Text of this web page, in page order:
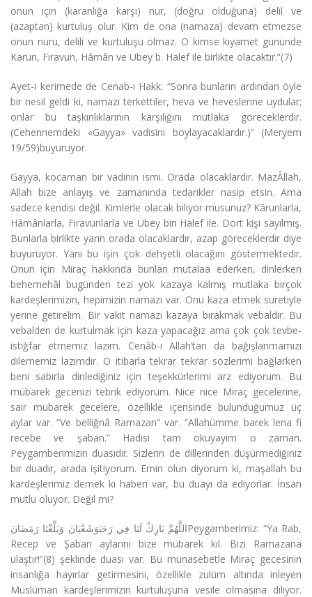
onun için (karanlığa karşı) nur, (doğru olduğuna) delil ve
(azaptan) kurtuluş olur. Kim de ona (namaza) devam etmezse
onun nuru, delili ve kurtuluşu olmaz. O kimse kıyamet gününde
Karun, Firavun, Hâmân ve Übey b. Halef ile birlikte olacaktır.”(7)
Ayet-i kerimede de Cenab-ı Hakk: “Sonra bunların ardından öyle
bir nesil geldi ki, namazı terkettiler, heva ve heveslerine uydular;
onlar bu taşkınlıklarının karşılığını mutlaka göreceklerdir.
(Cehennemdeki «Gayya» vadisini boylayacaklardır.)” (Meryem
19/59)buyuruyor.
Gayya, kocaman bir vadinin ismi. Orada olacaklardır. MazÂllah,
Allah bize anlayış ve zamanında tedarikler nasip etsin. Ama
sadece kendisi değil. Kimlerle olacak biliyor musunuz? Kârunlarla,
Hâmânlarla, Firavunlarla ve Übey bin Halef ile. Dört kişi sayılmış.
Bunlarla birlikte yarın orada olacaklardır, azap göreceklerdir diye
buyuruyor. Yani bu işin çok dehşetli olacağını göstermektedir.
Onun için Miraç hakkında bunları mütalaa ederken, dinlerken
behemehâl bugünden tezi yok kazaya kalmış mutlaka birçok
kardeşlerimizin, hepimizin namazı var. Onu kaza etmek suretiyle
yerine getirelim. Bir vakit namazı kazaya bırakmak vebaldir. Bu
vebalden de kurtulmak için kaza yapacağız ama çok çok tevbe-
istiğfar etmemiz lazım. Cenâb-ı Allah’tan da bağışlanmamızı
dilememiz lazımdır. O itibarla tekrar tekrar sözlerimi bağlarken
beni sabırla dinlediğiniz için teşekkürlerimi arz ediyorum. Bu
mübarek gecenizi tebrik ediyorum. Nice nice Miraç gecelerine,
sair mübarek gecelere, özellikle içerisinde bulunduğumuz üç
aylar var. “Ve belliğnâ Ramazan” var. “Allahümme barek lena fi
recebe ve şaban.” Hadisi tam okuyayım o zaman.
Peygamberimizin duasıdır. Sizlerin de dillerinden düşürmediğiniz
bir duadır, arada işitiyorum. Emin olun diyorum ki, maşallah bu
kardeşlerimiz demek ki haberi var, bu duayı da ediyorlar. İnsan
mutlu oluyor. Değil mi?
اللَّهُمَّ بَارِكْ لَنَا فِي رَجَبَوَشَعْبَانَ وَبَلِّغْنَا رَمَضَانَPeygamberimiz: “Ya Rab,
Recep ve Şaban aylarını bize mübarek kıl. Bizi Ramazana
ulaştır!”(8) şeklinde duası var. Bu münasebetle Miraç gecesinin
insanlığa hayırlar getirmesini, özellikle zulüm altında inleyen
Müslüman kardeşlerimizin kurtuluşuna vesile olmasına diliyor.